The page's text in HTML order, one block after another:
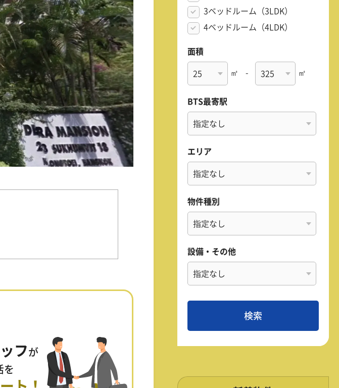
フ が
を
3ベッドルーム（3LDK）
4ベッドルーム（4LDK）
面積
㎡ - ㎡
BTS最寄駅
エリア
物件種別
設備・その他